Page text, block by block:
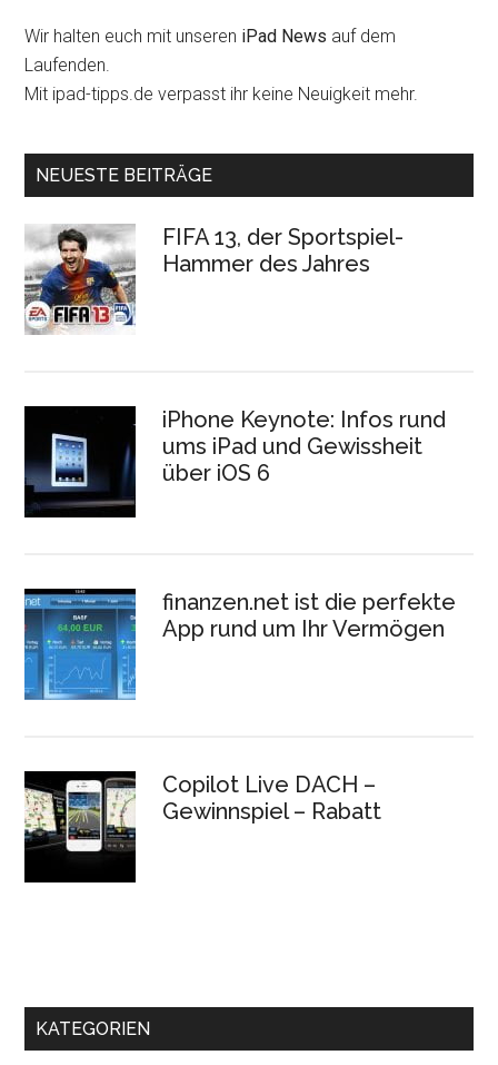
Wir halten euch mit unseren iPad News auf dem
Laufenden.
Mit ipad-tipps.de verpasst ihr keine Neuigkeit mehr.
NEUESTE BEITRÄGE
FIFA 13, der Sportspiel-
Hammer des Jahres
iPhone Keynote: Infos rund
ums iPad und Gewissheit
über iOS 6
finanzen.net ist die perfekte
App rund um Ihr Vermögen
Copilot Live DACH –
Gewinnspiel – Rabatt
KATEGORIEN